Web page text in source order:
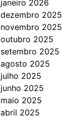
janeiro 2026
dezembro 2025
novembro 2025
outubro 2025
setembro 2025
agosto 2025
julho 2025
junho 2025
maio 2025
abril 2025